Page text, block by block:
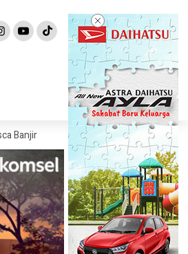
Pemprov NTB Segera Luncurkan